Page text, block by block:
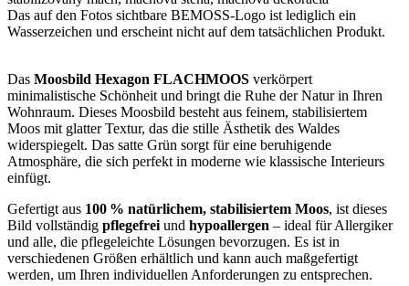
Das auf den Fotos sichtbare BEMOSS-Logo ist lediglich ein
Wasserzeichen und erscheint nicht auf dem tatsächlichen Produkt.
Das Moosbild Hexagon FLACHMOOS verkörpert
minimalistische Schönheit und bringt die Ruhe der Natur in Ihren
Wohnraum. Dieses Moosbild besteht aus feinem, stabilisiertem
Moos mit glatter Textur, das die stille Ästhetik des Waldes
widerspiegelt. Das satte Grün sorgt für eine beruhigende
Atmosphäre, die sich perfekt in moderne wie klassische Interieurs
einfügt.
Gefertigt aus 100 % natürlichem, stabilisiertem Moos, ist dieses
Bild vollständig pflegefrei und hypoallergen – ideal für Allergiker
und alle, die pflegeleichte Lösungen bevorzugen. Es ist in
verschiedenen Größen erhältlich und kann auch maßgefertigt
werden, um Ihren individuellen Anforderungen zu entsprechen.